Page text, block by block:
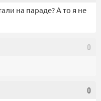
на параде? А то я не
0
0